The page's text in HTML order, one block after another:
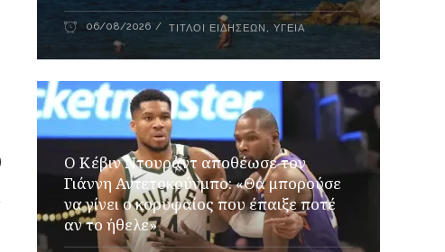
06/08/2026 ΤΊΤΛΟΙ ΕΙΔΉΣΕΩΝ ,ΥΓΕΊΑ
Ο Κέβιν Ντουράντ αποθέωσε τον
Γιάννη Αντετοκούνμπο: «Θα μπορούσε
να γίνει ο κορυφαίος που έπαιξε ποτέ
αν το ήθελε»